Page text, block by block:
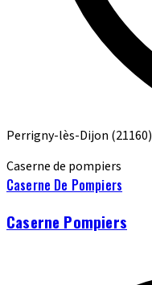
Perrigny-lès-Dijon (21160)
Caserne de pompiers
Caserne De Pompiers
Caserne Pompiers